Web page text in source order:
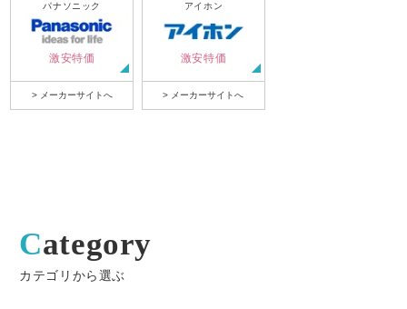
パナソニック
激安特価
> メーカーサイトへ
アイホン
激安特価
> メーカーサイトへ
Category
カテゴリから選ぶ